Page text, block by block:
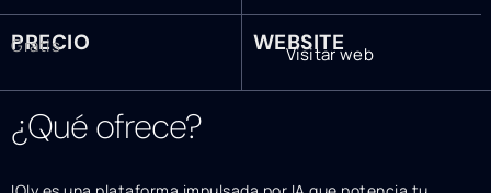
PRECIO
Gratis WEBSITE
Visitar web
¿Qué ofrece?